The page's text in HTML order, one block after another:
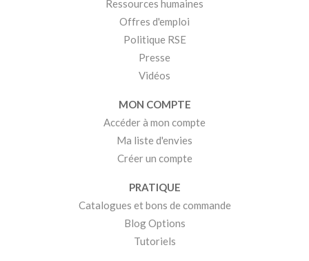
Ressources humaines
Offres d'emploi
Politique RSE
Presse
Vidéos
MON COMPTE
Accéder à mon compte
Ma liste d'envies
Créer un compte
PRATIQUE
Catalogues et bons de commande
Blog Options
Tutoriels